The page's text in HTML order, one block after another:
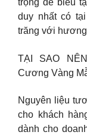
trọng để biếu
duy nhất có
trăng với
TẠI SAO
Cương Vàng
Nguyên liệu
cho khách
dành cho